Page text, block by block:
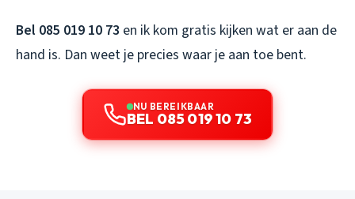
Bel 085 019 10 73 en ik kom gratis kijken wat er aan de
hand is. Dan weet je precies waar je aan toe bent.
NU BEREIKBAAR
BEL 085 019 10 73